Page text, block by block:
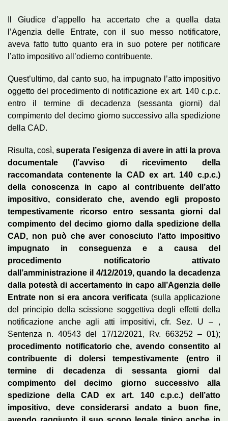
Il Giudice d’appello ha accertato che a quella data
l’Agenzia delle Entrate, con il suo messo notificatore,
aveva fatto tutto quanto era in suo potere per notificare
l’atto impositivo all’odierno contribuente.
Quest’ultimo, dal canto suo, ha impugnato l’atto impositivo
oggetto del procedimento di notificazione ex art. 140 c.p.c.
entro il termine di decadenza (sessanta giorni) dal
compimento del decimo giorno successivo alla spedizione
della CAD.
Risulta, così,superata l’esigenza di avere in atti la prova
documentale (l’avviso di ricevimento della
raccomandata contenente la CAD ex art. 140 c.p.c.)
della conoscenza in capo al contribuente dell’atto
impositivo, considerato che, avendo egli proposto
tempestivamente ricorso entro sessanta giorni dal
compimento del decimo giorno dalla spedizione della
CAD, non può che aver conosciuto l’atto impositivo
impugnato in conseguenza e a causa del
procedimento notificatorio attivato
dall’amministrazione il 4/12/2019, quando la decadenza
dalla potestà di accertamento in capo all’Agenzia delle
Entrate non si era ancora verificata (sulla applicazione
del principio della scissione soggettiva degli effetti della
notificazione anche agli atti impositivi, cfr. Sez. U – ,
Sentenza n. 40543 del 17/12/2021, Rv. 663252 – 01);
procedimento notificatorio che, avendo consentito al
contribuente di dolersi tempestivamente (entro il
termine di decadenza di sessanta giorni dal
compimento del decimo giorno successivo alla
spedizione della CAD ex art. 140 c.p.c.) dell’atto
impositivo, deve considerarsi andato a buon fine,